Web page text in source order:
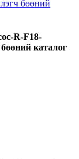
R-F18-
каталог